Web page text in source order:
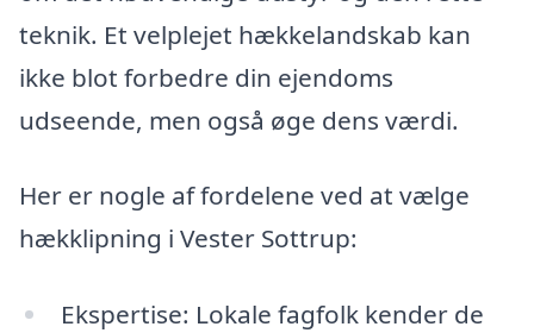
teknik. Et velplejet hækkelandskab kan
ikke blot forbedre din ejendoms
udseende, men også øge dens værdi.
Her er nogle af fordelene ved at vælge
hækklipning i Vester Sottrup:
Ekspertise: Lokale fagfolk kender de